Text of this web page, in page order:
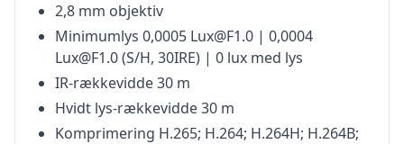
2,8 mm objektiv
Minimumlys 0,0005 Lux@F1.0 | 0,0004
Lux@F1.0 (S/H, 30IRE) | 0 lux med lys
IR-rækkevidde 30 m
Hvidt lys-rækkevidde 30 m
Komprimering H.265; H.264; H.264H; H.264B;